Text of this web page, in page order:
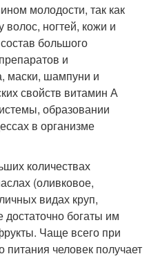
молодости, так как
волос, ногтей, кожи и
большого
и
маски, шампуни и
свойств витамин А
образовании
в организме
количествах
(оливковое,
видах круп,
достаточно богаты им
Чаще всего при
человек получает